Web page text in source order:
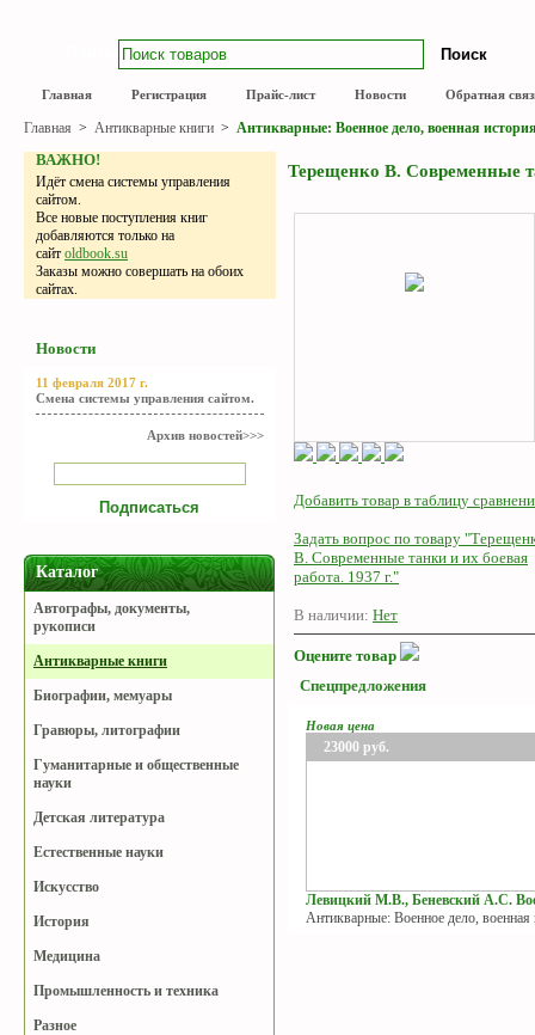
Главная Регистрация Прайс-лист Новости Обратная
Главная > Антикварные книги > Антикварные: Военное дело, военная
ВАЖНО!
Идёт смена системы управления
сайтом.
Все новые поступления книг
добавляются только на
сайт oldbook.su
Заказы можно совершать на обоих
сайтах.
Новости
11 февраля 2017 г.
Смена системы управления сайтом.
Архив новостей>>>
Каталог
Автографы, документы,
рукописи
Антикварные книги
Биографии, мемуары
Гравюры, литографии
Гуманитарные и общественные
науки
Детская литература
Естественные науки
Искусство
История
Медицина
Промышленность и техника
Разное
Терещенко В. Современные
Добавить товар в таблицу
Задать вопрос по товару
В. Современные танки и их боевая
работа. 1937 г."
В наличии: Нет
Оцените товар
Спецпредложения
Новая цена
23000 руб.
Левицкий М.В., Беневский А.С.
Антикварные: Военное дело, военная